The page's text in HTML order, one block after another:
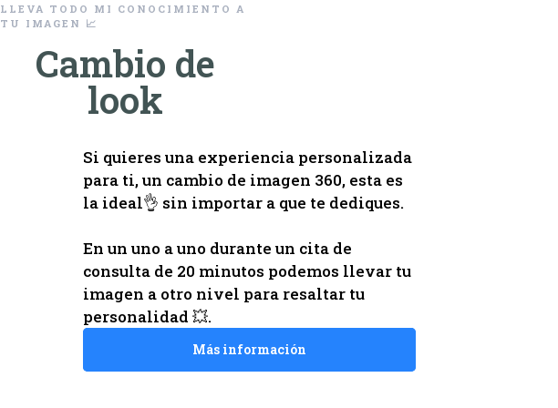
LLEVA TODO MI CONOCIMIENTO A
TU IMAGEN 📈
Cambio de
look
Si quieres una experiencia personalizada
para ti, un cambio de imagen 360, esta es
la ideal👌 sin importar a que te dediques.
En un uno a uno durante un cita de
consulta de 20 minutos podemos llevar tu
imagen a otro nivel para resaltar tu
personalidad 💥.
Más información